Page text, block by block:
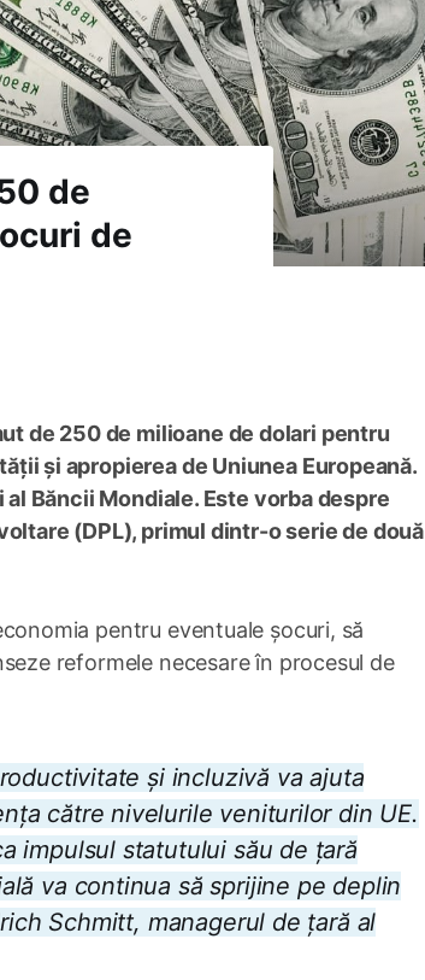
de
de
de 250 de milioane de dolari pentru
și apropierea de Uniunea Europeană.
Băncii Mondiale. Este vorba despre
(DPL), primul dintr-o serie de două
pentru eventuale șocuri, să
reformele necesare în procesul de
și incluzivă va ajuta
către nivelurile veniturilor din UE.
impulsul statutului său de țară
va continua să sprijine pe deplin
Schmitt, managerul de țară al